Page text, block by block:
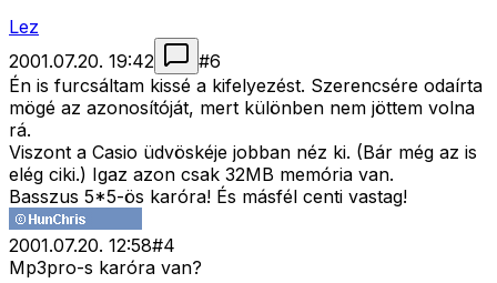
Lez
2001.07.20. 19:42
#6
Én is furcsáltam kissé a kifelyezést. Szerencsére odaírta
mögé az azonosítóját, mert különben nem jöttem volna
rá.
Viszont a Casio üdvöskéje jobban néz ki. (Bár még az is
elég ciki.) Igaz azon csak 32MB memória van.
Basszus 5*5-ös karóra! És másfél centi vastag!
2001.07.20. 12:58#4
Mp3pro-s karóra van?